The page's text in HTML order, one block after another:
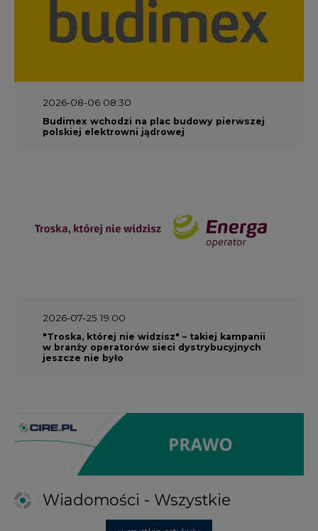
2026-08-06 08:30
Budimex wchodzi na plac budowy pierwszej
polskiej elektrowni jądrowej
2026-07-25 19:00
"Troska, której nie widzisz" – takiej kampanii
w branży operatorów sieci dystrybucyjnych
jeszcze nie było
Wiadomości - Wszystkie